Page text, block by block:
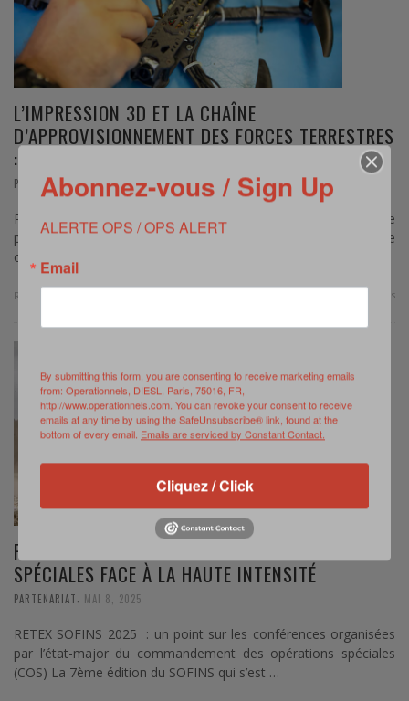
L’IMPRESSION 3D ET LA CHAÎNE
D’APPROVISIONNEMENT DES FORCES TERRESTRES
: UNE RÉVOLUTION DANS UNE RÉVOLUTION
PARTENARIAT, NOVEMBRE 2, 2025
Par Murielle Delaporte – Cet article a fait l’objet d’une
publication sur le site d’Eurosatory et est ici reproduit dans le
cadre d’un partenariat avec …
Read more 0 Comments
RETEX SOFINS 2025 : L’ACTION DES FORCES
SPÉCIALES FACE À LA HAUTE INTENSITÉ
PARTENARIAT MAI 8, 2025
RETEX SOFINS 2025 : un point sur les conférences organisées
par l’état-major du commandement des opérations spéciales
(COS) La 7ème édition du SOFINS qui s’est …
Abonnez-vous / Sign Up
ALERTE OPS / OPS ALERT
Email
By submitting this form, you are consenting to receive marketing emails
from: Operationnels, DIESL, Paris, 75016, FR,
http://www.operationnels.com. You can revoke your consent to receive
emails at any time by using the SafeUnsubscribe® link, found at the
bottom of every email. Emails are serviced by Constant Contact.
Cliquez / Click